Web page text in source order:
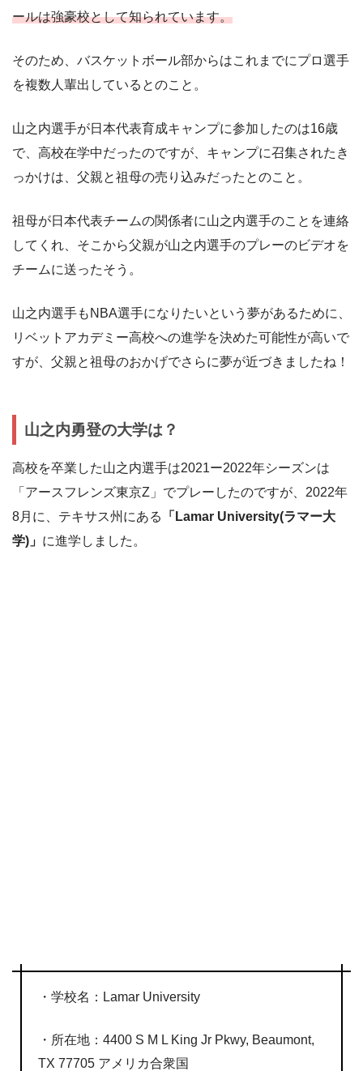
ールは強豪校として知られています。
そのため、バスケットボール部からはこれまでにプロ選手
を複数人輩出しているとのこと。
山之内選手が日本代表育成キャンプに参加したのは16歳
で、高校在学中だったのですが、キャンプに召集されたき
っかけは、父親と祖母の売り込みだったとのこと。
祖母が日本代表チームの関係者に山之内選手のことを連絡
してくれ、そこから父親が山之内選手のプレーのビデオを
チームに送ったそう。
山之内選手もNBA選手になりたいという夢があるために、
リベットアカデミー高校への進学を決めた可能性が高いで
すが、父親と祖母のおかげでさらに夢が近づきましたね！
山之内勇登の大学は？
高校を卒業した山之内選手は2021ー2022年シーズンは
「アースフレンズ東京Z」でプレーしたのですが、2022年
8月に、テキサス州にある
「Lamar University(ラマー大
学)」 に進学しました。
・学校名：Lamar University
・所在地：4400 S M L King Jr Pkwy, Beaumont,
TX 77705 アメリカ合衆国